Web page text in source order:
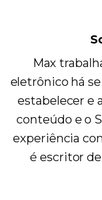
Max
eletrônico há
estabelecer e
conteúdo e o
experiência
é escritor